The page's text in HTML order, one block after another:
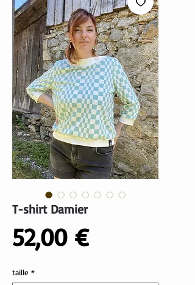
T-shirt Damier
52,00 €Prix
taille *